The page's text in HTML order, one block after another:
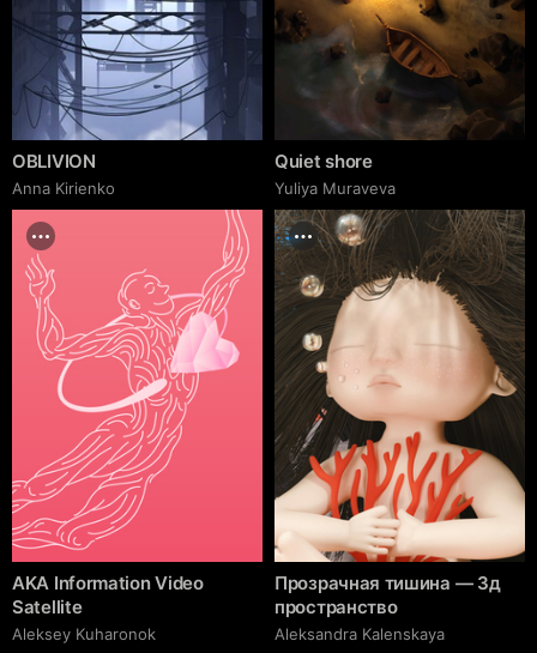
OBLIVION
Anna Kirienko
Quiet shore
Yuliya Muraveva
AKA Information Video
Satellite
Aleksey Kuharonok
Прозрачная тишина — 3д
пространство
Aleksandra Kalenskaya